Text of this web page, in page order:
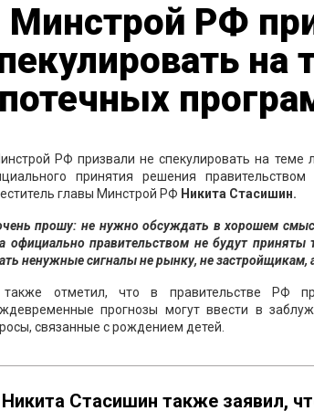
Минстрой РФ
на
РФ призвали не спекулировать на теме
принятия решения
главы Минстрой РФ Никита Стасишин.
прошу: не нужно обсуждать в хорошем
официально правительством не будут
ненужные сигналы не рынку, не застройщикам,
отметил, что в правительстве РФ
прогнозы могут ввести в
связанные с рождением детей.
Никита Стасишин также заявил,